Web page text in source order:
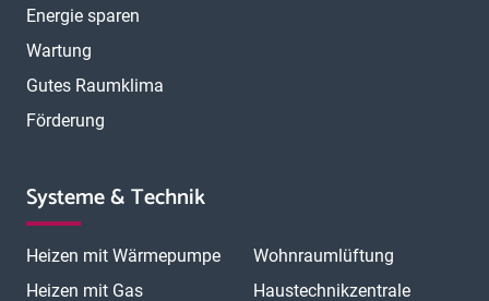
Energie sparen
Wartung
Gutes Raumklima
Förderung
Systeme & Technik
Heizen mit Wärmepumpe
Heizen mit Gas
Wohnraumlüftung
Haustechnikzentrale